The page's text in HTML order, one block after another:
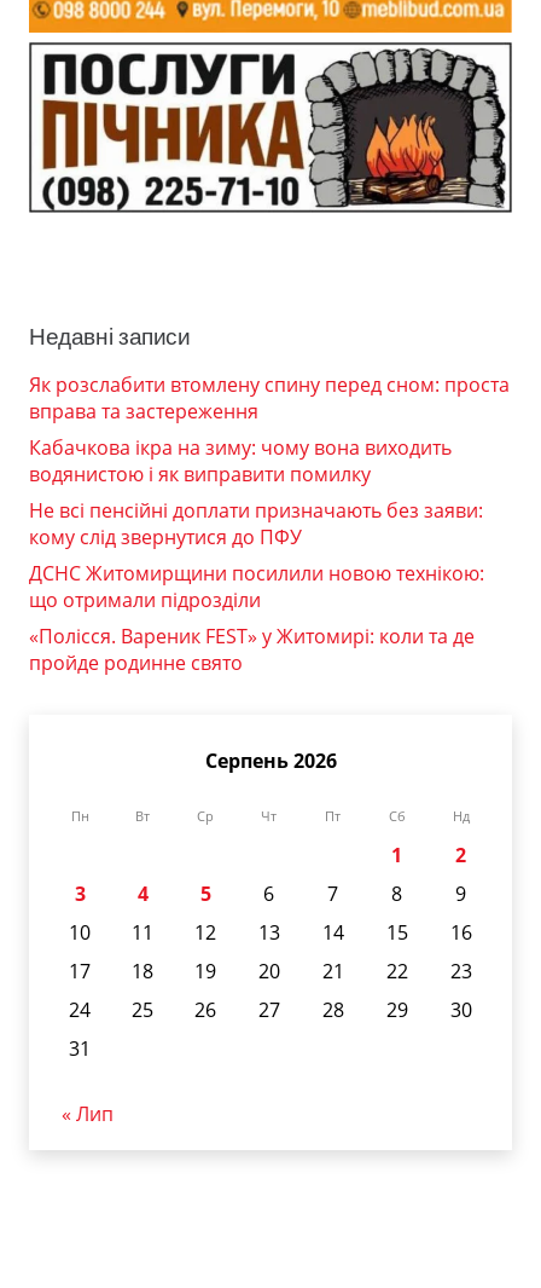
Недавні записи
Як розслабити втомлену спину перед сном: проста
вправа та застереження
Кабачкова ікра на зиму: чому вона виходить
водянистою і як виправити помилку
Не всі пенсійні доплати призначають без заяви:
кому слід звернутися до ПФУ
ДСНС Житомирщини посилили новою технікою:
що отримали підрозділи
«Полісся. Вареник FEST» у Житомирі: коли та де
пройде родинне свято
Серпень 2026
Пн Вт Ср Чт Пт Сб Нд
1
2
3
4 5 6 7 8
9
10
11 12 13 14 15
16
17
18 19 20 21 22
23
24
25 26 27 28 29
30
31
« Лип